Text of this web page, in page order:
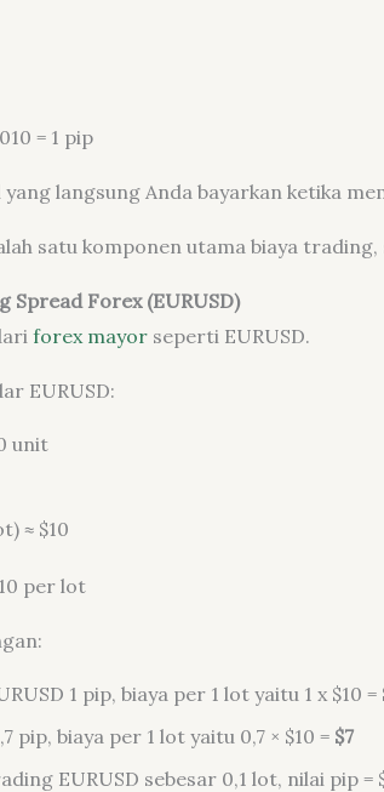
= 1 pip
langsung Anda bayarkan ketika
satu komponen utama biaya
Spread Forex (EURUSD)
forex mayorseperti EURUSD.
EURUSD:
unit
≈ $10
per lot
1 pip, biaya per 1 lot yaitu 1 x $10 =
pip, biaya per 1 lot yaitu 0,7 × $10 = $7
EURUSD sebesar 0,1 lot, nilai pip =